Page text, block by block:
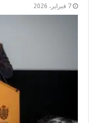
7 فبراير، 2026